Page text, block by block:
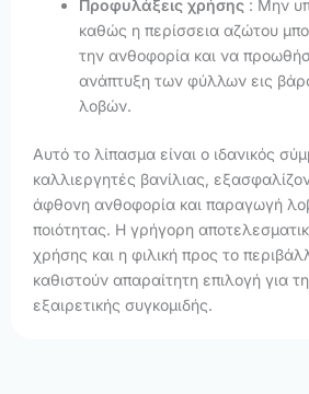
Προφυλάξεις χρήσης : Μην
καθώς η περίσσεια αζώτου
την ανθοφορία και να
ανάπτυξη των φύλλων εις
λοβών.
Αυτό το λίπασμα είναι ο ιδανικός
καλλιεργητές βανίλιας,
άφθονη ανθοφορία και παραγωγή
ποιότητας. Η γρήγορη
χρήσης και η φιλική προς το
καθιστούν απαραίτητη επιλογή για
εξαιρετικής συγκομιδής.